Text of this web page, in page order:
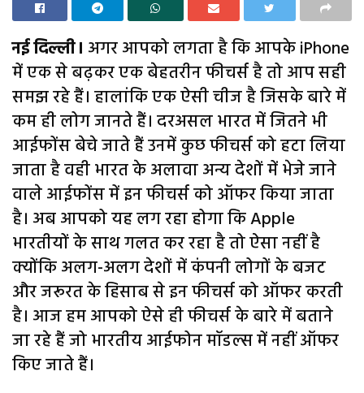
नई दिल्ली। अगर आपको लगता है कि आपके iPhone
में एक से बढ़कर एक बेहतरीन फीचर्स है तो आप सही
समझ रहे हैं। हालांकि एक ऐसी चीज है जिसके बारे में
कम ही लोग जानते हैं। दरअसल भारत में जितने भी
आईफोंस बेचे जाते हैं उनमें कुछ फीचर्स को हटा लिया
जाता है वही भारत के अलावा अन्य देशों में भेजे जाने
वाले आईफोंस में इन फीचर्स को ऑफर किया जाता
है। अब आपको यह लग रहा होगा कि Apple
भारतीयों के साथ गलत कर रहा है तो ऐसा नहीं है
क्योंकि अलग-अलग देशों में कंपनी लोगों के बजट
और जरूरत के हिसाब से इन फीचर्स को ऑफर करती
है। आज हम आपको ऐसे ही फीचर्स के बारे में बताने
जा रहे हैं जो भारतीय आईफोन मॉडल्स में नहीं ऑफर
किए जाते हैं।